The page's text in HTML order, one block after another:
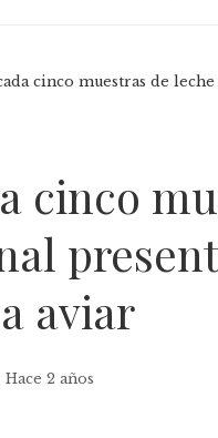
cinco muestras de
cinco
aviar
Hace 2 años